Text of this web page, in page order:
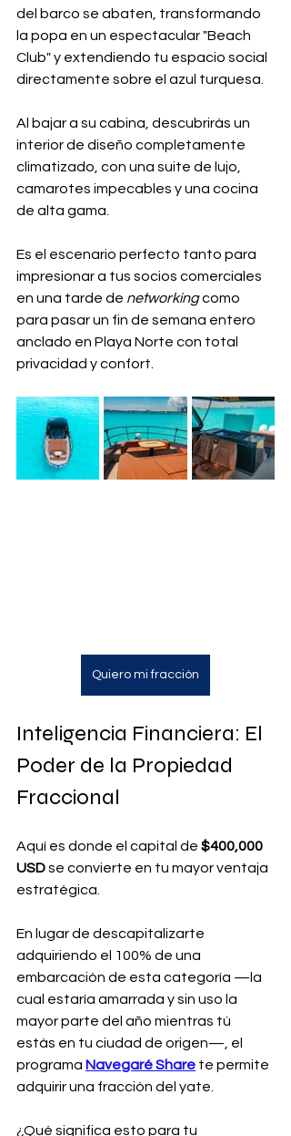
del barco se abaten, transformando
la popa en un espectacular "Beach
Club" y extendiendo tu espacio social
directamente sobre el azul turquesa.
Al bajar a su cabina, descubrirás un
interior de diseño completamente
climatizado, con una suite de lujo,
camarotes impecables y una cocina
de alta gama.
Es el escenario perfecto tanto para
impresionar a tus socios comerciales
en una tarde de networking como
para pasar un fin de semana entero
anclado en Playa Norte con total
privacidad y confort.
Quiero mi fracción
Inteligencia Financiera: El
Poder de la Propiedad
Fraccional
Aquí es donde el capital de $400,000
USD se convierte en tu mayor ventaja
estratégica.
En lugar de descapitalizarte
adquiriendo el 100% de una
embarcación de esta categoría —la
cual estaría amarrada y sin uso la
mayor parte del año mientras tú
estás en tu ciudad de origen—, el
programa Navegaré Share te permite
adquirir una fracción del yate.
¿Qué significa esto para tu